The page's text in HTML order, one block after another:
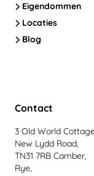
Eigendommen
Locaties
Blog
Contact
3 Old World
New Lydd Road,
TN31 7RB Camber,
Rye,